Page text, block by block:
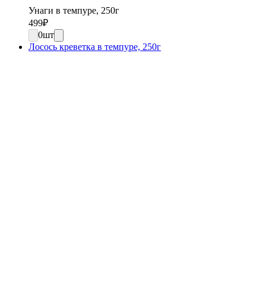
Унаги в темпуре, 250г
499₽
0шт
Лосось креветка в темпуре, 250г